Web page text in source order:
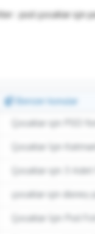
: psd çocuklar için
Benzer konular
Çocuklar için PSD
Çocuklar İçin
Çocuklar için 3 Adet
çocuklar için disney
Çocuklar İçin Psd